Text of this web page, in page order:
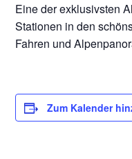
Eine der exklusivsten
Stationen in den
Fahren und
Zum Kalender